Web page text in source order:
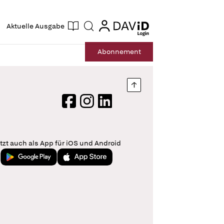
Aktuelle Ausgabe Suche login
login
Abonnement
Nach oben springen
FacebookInstagram
LinkedIn
auch als App für iOS und Android
Jetzt bei Google PlayLaden im App Store